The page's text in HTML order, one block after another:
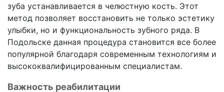
зуба устанавливается в челюстную кость. Этот
метод позволяет восстановить не только эстетику
улыбки, но и функциональность зубного ряда. В
Подольске данная процедура становится все более
популярной благодаря современным технологиям и
высококвалифицированным специалистам.
Важность реабилитации